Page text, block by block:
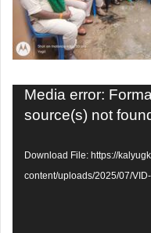
Video
Player
Media error:
source(s) not
Download File: https://
content/uploads/2025/07/